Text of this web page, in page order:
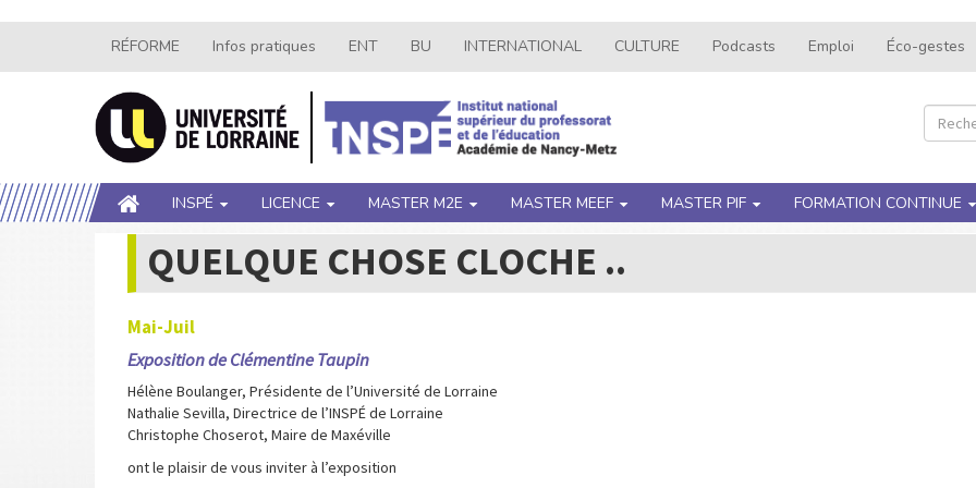
contenu
Navigation
secondaire
RÉFORME Infos pratiques ENT BU INTERNATIONAL CULTURE Podcasts Emploi Éco-gestes
Main
navigation
INSPÉ LICENCE MASTER M2E MASTER MEEF MASTER PIF FORMATION CONTINUE
QUELQUE CHOSE CLOCHE ..
Mai-Juil
Exposition de Clémentine Taupin
Hélène Boulanger, Présidente de l’Université de Lorraine
Nathalie Sevilla, Directrice de l’INSPÉ de Lorraine
Christophe Choserot, Maire de Maxéville
ont le plaisir de vous inviter à l’exposition